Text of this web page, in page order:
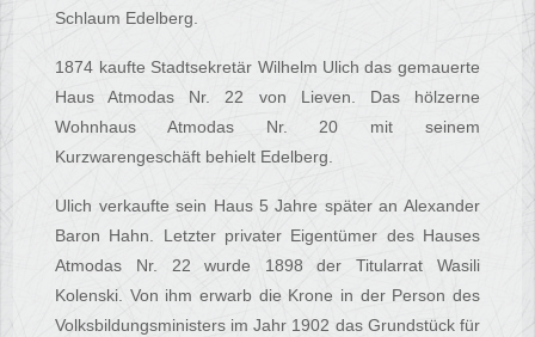
Schlaum Edelberg.
1874 kaufte Stadtsekretär Wilhelm Ulich das gemauerte
Haus Atmodas Nr. 22 von Lieven. Das hölzerne
Wohnhaus Atmodas Nr. 20 mit seinem
Kurzwarengeschäft behielt Edelberg.
Ulich verkaufte sein Haus 5 Jahre später an Alexander
Baron Hahn. Letzter privater Eigentümer des Hauses
Atmodas Nr. 22 wurde 1898 der Titularrat Wasili
Kolenski. Von ihm erwarb die Krone in der Person des
Volksbildungsministers im Jahr 1902 das Grundstück für